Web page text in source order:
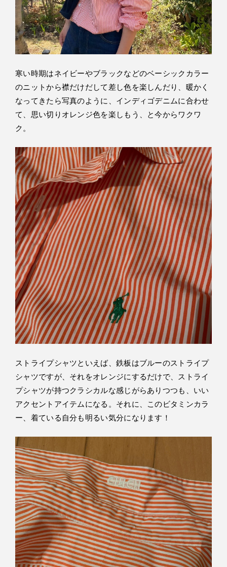
寒い時期はネイビーやブラックなどのベーシックカラー
のニットから襟だけだして差し色を楽しんだり、暖かく
なってきたら写真のように、インディゴデニムに合わせ
て、思い切りオレンジ色を楽しもう、と今からワクワ
ク。
ストライプシャツといえば、鉄板はブルーのストライプ
シャツですが、それをオレンジにするだけで、ストライ
プシャツが持つクラシカルな感じがらありつつも、いい
アクセントアイテムになる。それに、このビタミンカラ
ー、着ている自分も明るい気分になります！